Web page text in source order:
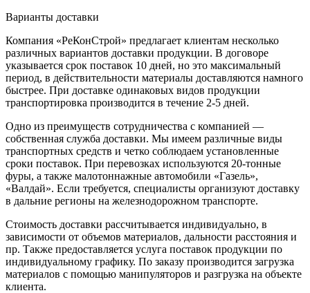
Варианты доставки
Компания «РеКонСтрой» предлагает клиентам несколько
различных вариантов доставки продукции. В договоре
указывается срок поставок 10 дней, но это максимальный
период, в действительности материалы доставляются намного
быстрее. При доставке одинаковых видов продукции
транспортировка производится в течение 2-5 дней.
Одно из преимуществ сотрудничества с компанией —
собственная служба доставки. Мы имеем различные виды
транспортных средств и четко соблюдаем установленные
сроки поставок. При перевозках используются 20-тонные
фуры, а также малотоннажные автомобили «Газель»,
«Валдай». Если требуется, специалисты организуют доставку
в дальние регионы на железнодорожном транспорте.
Стоимость доставки рассчитывается индивидуально, в
зависимости от объемов материалов, дальности расстояния и
пр. Также предоставляется услуга поставок продукции по
индивидуальному графику. По заказу производится загрузка
материалов с помощью манипуляторов и разгрузка на объекте
клиента.